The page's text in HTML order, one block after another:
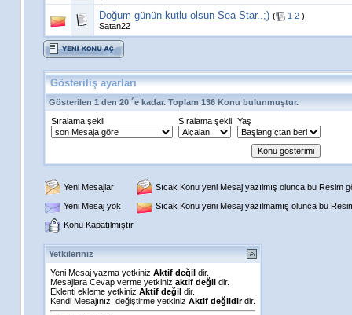
Doğum günün kutlu olsun Sea Star..;) ( 1 2 )
Satan22
Gösteriliş ayarları
Gösterilen 1 den 20 ´e kadar. Toplam 136 Konu bulunmuştur.
Sıralama şekli
Sıralama şekli Yaş
Yeni Mesajlar
Sıcak Konu yeni Mesaj yazılmış olunca bu Resim
Yeni Mesaj yok
Sıcak Konu yeni Mesaj yazılmamış olunca bu
Konu Kapatılmıştır
Yetkileriniz
Yeni Mesaj yazma yetkiniz Aktif değildir.
Mesajlara Cevap verme yetkiniz aktif değildir.
Eklenti ekleme yetkiniz Aktif değildir.
Kendi Mesajınızı değiştirme yetkiniz Aktif değildirdir.